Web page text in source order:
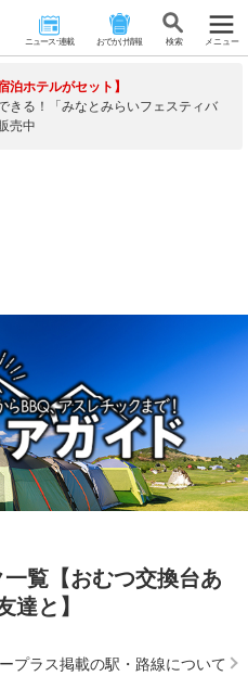
ニュース･連載 おでかけ情報 検 索 メニュー
泊ホテルがセット】
きる！「みなとみらいフェスティバ
売中
覧【おむつ交換台あ
達と】
プラス掲載の駅・路線について